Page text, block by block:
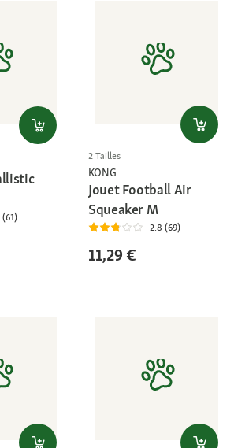
(61)
2 Tailles
KONG
Jouet Football Air
Squeaker M
2.8 (69)
11,29 €